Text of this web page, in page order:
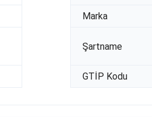
Marka
Şartname
GTİP Kodu